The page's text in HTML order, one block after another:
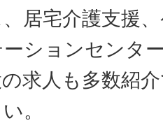
居宅介護支援
ションセンタ
求人も多数紹
。